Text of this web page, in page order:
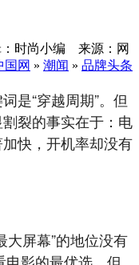
：时尚小编 来源：网
国网 » 潮闻 » 品牌头条
是“穿越周期”。但
裂的事实在于：电
快，开机率却没有
大屏幕”的地位没有